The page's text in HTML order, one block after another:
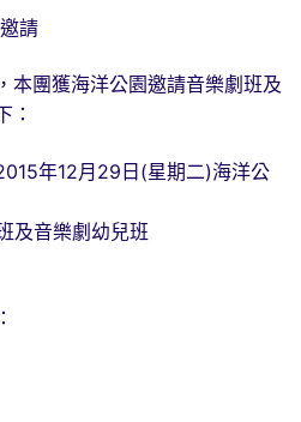
請
本團獲海洋公園邀請音樂劇班及
：
年12月29日(星期二)海洋公
及音樂劇幼兒班